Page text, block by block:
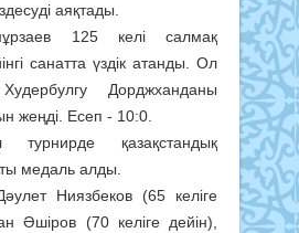
аяқтады.
125 келі салмақ
санатта үздік атанды. Ол
Дорджханданы
жеңді. Есеп - 10:0.
қазақстандық
медаль алды.
Ниязбеков (65 келіге
Әшіров (70 келіге дейін),